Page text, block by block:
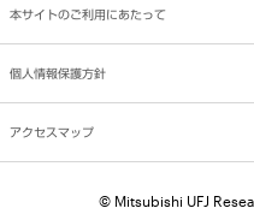
本サイトのご利用にあたって
個人情報保護方針
アクセスマップ
© Mitsubishi UFJ